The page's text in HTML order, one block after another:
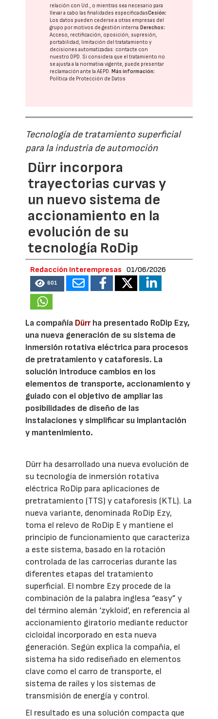
relación con Ud., o mientras sea necesario para
llevar a cabo las finalidades especificadasCesión:
Los datos pueden cederse a otras empresas del
grupo por motivos de gestión interna. Derechos:
Acceso, rectificación, oposición, supresión,
portabilidad, limitación del tratatamiento y
decisiones automatizadas: contacte con
nuestro DPD. Si considera que el tratamiento no
se ajusta a la normativa vigente, puede presentar
reclamación ante laAEPD. Más información:
Política de Protección de Datos
Tecnología de tratamiento superficial
para la industria de automoción
Dürr incorpora
trayectorias curvas y
un nuevo sistema de
accionamiento en la
evolución de su
tecnología RoDip
Redacción Interempresas 01/06/2026
601
La compañía Dürrha presentado RoDip Ezy,
una nueva generación de su sistema de
inmersión rotativa eléctrica para procesos
de pretratamiento y cataforesis. La
solución introduce cambios en los
elementos de transporte, accionamiento y
guiado con el objetivo de ampliar las
posibilidades de diseño de las
instalaciones y simplificar su implantación
y mantenimiento.
Dürr ha desarrollado una nueva evolución de
su tecnología de inmersión rotativa
eléctrica RoDip para aplicaciones de
pretratamiento (TTS) y cataforesis (KTL). La
nueva variante, denominada RoDip Ezy,
toma el relevo de RoDip E y mantiene el
principio de funcionamiento que caracteriza
a este sistema, basado en la rotación
controlada de las carrocerías durante las
diferentes etapas del tratamiento
superficial. El nombre Ezy procede de la
combinación de la palabra inglesa “easy” y
del término alemán ‘zykloid’, en referencia al
accionamiento giratorio mediante reductor
cicloidal incorporado en esta nueva
generación. Según explica la compañía, el
sistema ha sido rediseñado en elementos
clave como el carro de transporte, el
sistema de raíles y los sistemas de
transmisión de energía y control.
El resultado es una solución compacta que